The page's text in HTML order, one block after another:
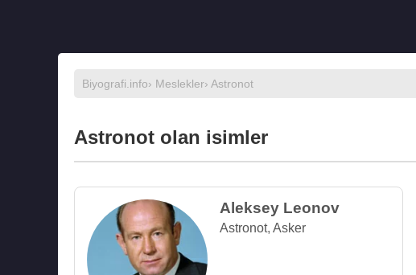
Biyografi.info› Meslekler› Astronot
Astronot olan isimler
Aleksey Leonov
Astronot, Asker